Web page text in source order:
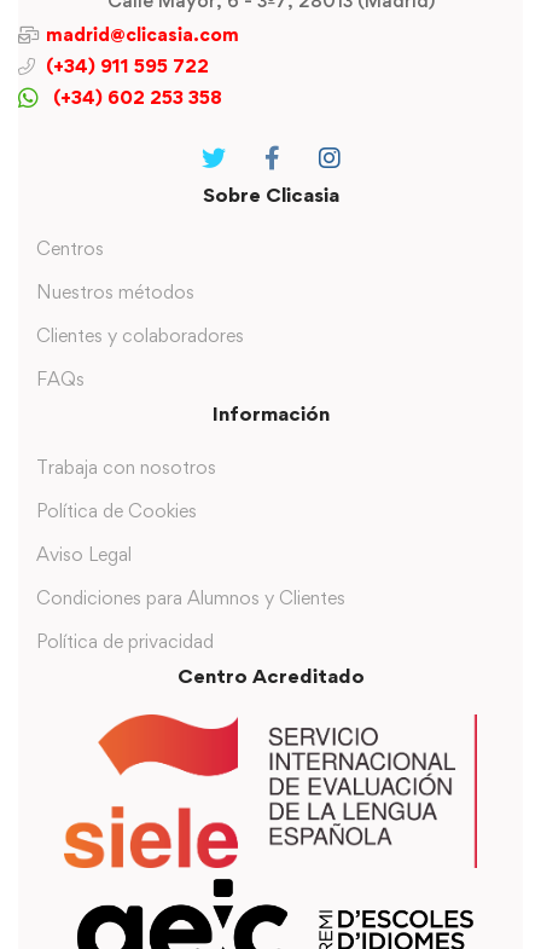
madrid@clicasia.com
(+34) 911 595 722
(+34) 602 253 358
Sobre Clicasia
Centros
Nuestros métodos
Clientes y colaboradores
FAQs
Información
Trabaja con nosotros
Política de Cookies
Aviso Legal
Condiciones para Alumnos y Clientes
Política de privacidad
Centro Acreditado